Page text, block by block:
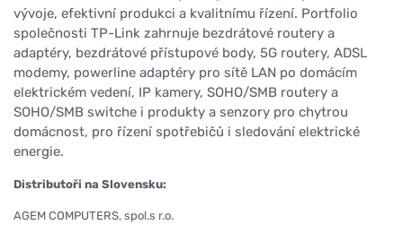
vývoje, efektivní produkci a kvalitnímu řízení. Portfolio
společnosti TP-Link zahrnuje bezdrátové routery a
adaptéry, bezdrátové přístupové body, 5G routery, ADSL
modemy, powerline adaptéry pro sítě LAN po domácím
elektrickém vedení, IP kamery, SOHO/SMB routery a
SOHO/SMB switche i produkty a senzory pro chytrou
domácnost, pro řízení spotřebičů i sledování elektrické
energie.
Distributoři na Slovensku:
AGEM COMPUTERS, spol.s r.o.